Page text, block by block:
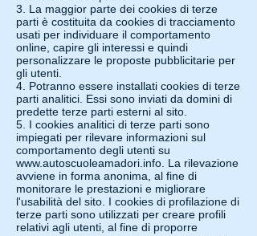
3. La maggior parte dei cookies di terze
parti è costituita da cookies di tracciamento
usati per individuare il comportamento
online, capire gli interessi e quindi
personalizzare le proposte pubblicitarie per
gli utenti.
4. Potranno essere installati cookies di terze
parti analitici. Essi sono inviati da domini di
predette terze parti esterni al sito.
5. I cookies analitici di terze parti sono
impiegati per rilevare informazioni sul
comportamento degli utenti su
www.autoscuoleamadori.info . La rilevazione
avviene in forma anonima, al fine di
monitorare le prestazioni e migliorare
l'usabilità del sito. I cookies di profilazione di
terze parti sono utilizzati per creare profili
relativi agli utenti, al fine di proporre